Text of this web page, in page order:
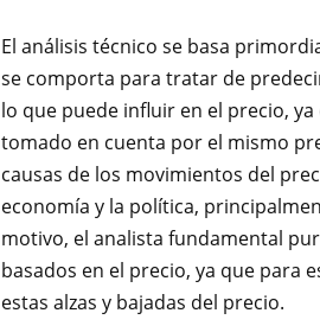
El análisis técnico se basa
se comporta para tratar de
lo que puede influir en el precio,
tomado en cuenta por el mismo
causas de los movimientos del
economía y la política,
motivo, el analista fundamental
basados en el precio, ya que para
estas alzas y bajadas del precio.